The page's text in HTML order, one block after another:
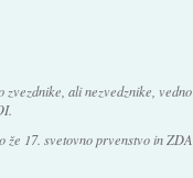
ali nezvedznike,
že 17. svetovno prvenstvo in